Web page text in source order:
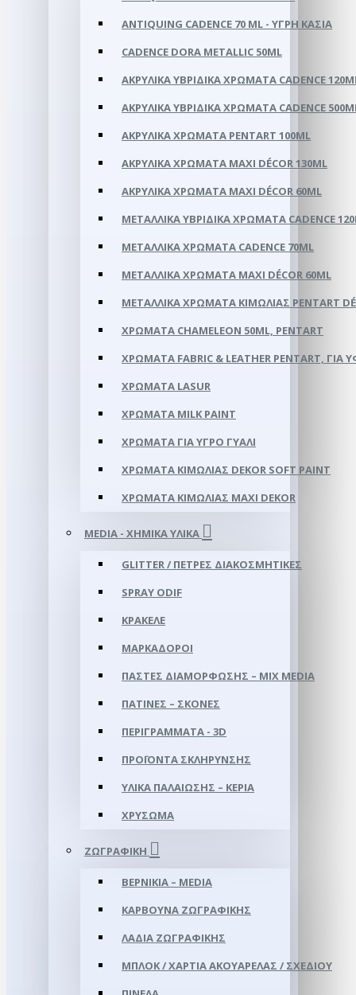
ANTIQUING CADENCE 70 ML - ΥΓΡΉ ΚΑΣΙΆ
CADENCE DORA METALLIC 50ML
ΑΚΡΥΛΙΚΑ ΥΒΡΙΔΙΚΆ ΧΡΏΜΑΤΑ CADENCE
ΑΚΡΥΛΙΚΑ ΥΒΡΙΔΙΚΆ ΧΡΏΜΑΤΑ CADENCE
ΑΚΡΥΛΙΚΆ ΧΡΏΜΑΤΑ PENTART 100ML
ΑΚΡΥΛΙΚΆ ΧΡΏΜΑΤΑ ΜΑΧΙ DÉCOR 130ML
ΑΚΡΥΛΙΚΆ ΧΡΏΜΑΤΑ ΜΑΧΙ DÉCOR 60ML
ΜΕΤΑΛΛΙΚΆ ΥΒΡΙΔΙΚΆ ΧΡΏΜΑΤΑ CADENCE
ΜΕΤΑΛΛΙΚΆ ΧΡΏΜΑΤΑ CADENCE 70ML
ΜΕΤΑΛΛΙΚΆ ΧΡΏΜΑΤΑ MAXI DÉCOR 60ML
ΜΕΤΑΛΛΙΚΆ ΧΡΏΜΑΤΑ ΚΙΜΩΛΊΑΣ PENTART
ΧΡΏΜΑΤΑ CHAMELEON 50ML, PENTART
ΧΡΏΜΑΤΑ FABRIC & LEATHER PENTART,
ΧΡΏΜΑΤΑ LASUR
ΧΡΏΜΑΤΑ MILK PAINT
ΧΡΏΜΑΤΑ ΓΙΑ ΥΓΡΌ ΓΥΑΛΊ
ΧΡΏΜΑΤΑ ΚΙΜΩΛΊΑΣ DEKOR SOFT PAINT
ΧΡΏΜΑΤΑ ΚΙΜΩΛΊΑΣ ΜΑΧΙ DEKOR
MEDIA - ΧΗΜΙΚΆ ΥΛΙΚΆ
GLITTER / ΠΈΤΡΕΣ ΔΙΑΚΟΣΜΗΤΙΚΈΣ
SPRAY ODIF
ΚΡΑΚΕΛΈ
ΜΑΡΚΑΔΌΡΟΙ
ΠΆΣΤΕΣ ΔΙΑΜΌΡΦΩΣΗΣ – MIX MEDIA
ΠΑΤΊΝΕΣ – ΣΚΌΝΕΣ
ΠΕΡΙΓΡΆΜΜΑΤΑ - 3D
ΠΡΟΪΌΝΤΑ ΣΚΛΉΡΥΝΣΗΣ
ΥΛΙΚΆ ΠΑΛΑΊΩΣΗΣ – ΚΕΡΙΆ
ΧΡΎΣΩΜΑ
ΖΩΓΡΑΦΙΚΉ
ΒΕΡΝΊΚΙΑ – MEDIA
ΚΆΡΒΟΥΝΑ ΖΩΓΡΑΦΙΚΉΣ
ΛΆΔΙΑ ΖΩΓΡΑΦΙΚΉΣ
ΜΠΛΟΚ / ΧΑΡΤΙΆ ΑΚΟΥΑΡΈΛΑΣ / ΣΧΕΔΊΟΥ